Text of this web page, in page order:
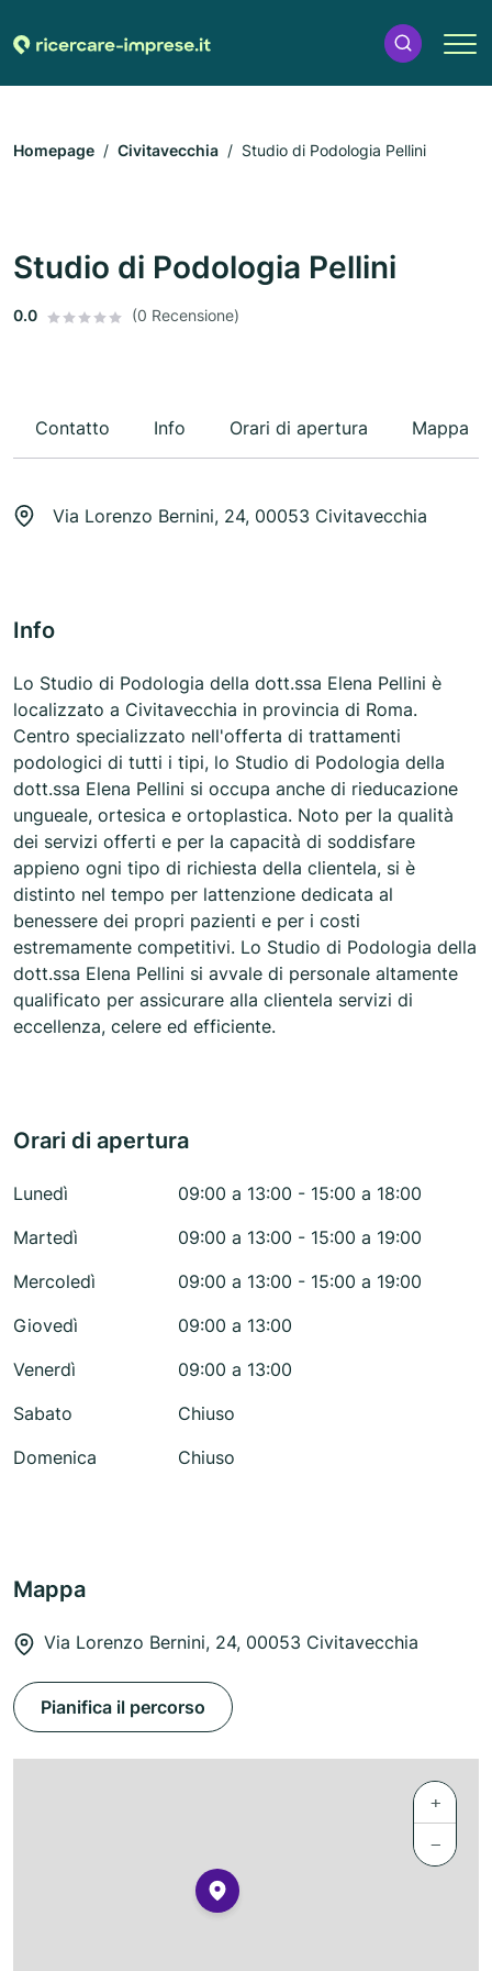
Homepage Civitavecchia Studio di Podologia Pellini
Studio di Podologia Pellini
0.0 (0 Recensione)
Contatto Info Orari di apertura Mappa
Via Lorenzo Bernini, 24, 00053 Civitavecchia
Info
Lo Studio di Podologia della dott.ssa Elena Pellini è
localizzato a Civitavecchia in provincia di Roma.
Centro specializzato nell'offerta di trattamenti
podologici di tutti i tipi, lo Studio di Podologia della
dott.ssa Elena Pellini si occupa anche di rieducazione
ungueale, ortesica e ortoplastica. Noto per la qualità
dei servizi offerti e per la capacità di soddisfare
appieno ogni tipo di richiesta della clientela, si è
distinto nel tempo per lattenzione dedicata al
benessere dei propri pazienti e per i costi
estremamente competitivi. Lo Studio di Podologia della
dott.ssa Elena Pellini si avvale di personale altamente
qualificato per assicurare alla clientela servizi di
eccellenza, celere ed efficiente.
Orari di apertura
Lunedì
09:00 a 13:00 - 15:00 a 18:00
Martedì
09:00 a 13:00 - 15:00 a 19:00
Mercoledì
09:00 a 13:00 - 15:00 a 19:00
Giovedì
09:00 a 13:00
Venerdì
09:00 a 13:00
Sabato
Chiuso
Domenica
Chiuso
Mappa
Via Lorenzo Bernini, 24, 00053 Civitavecchia
Pianifica il percorso
+
−